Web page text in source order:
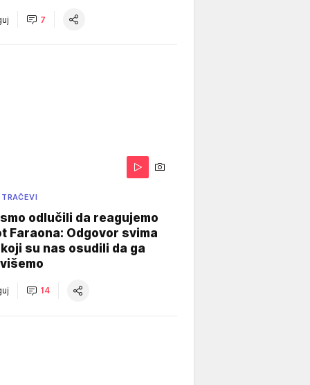
7
odlučili da reagujemo
Faraona: Odgovor svima
su nas osudili da ga
14